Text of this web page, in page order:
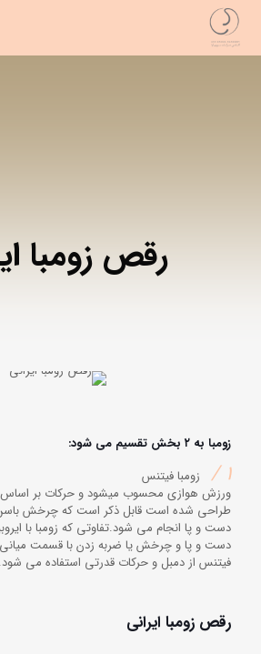
رقص زومبا
زومبا به ۲ بخش تقسیم می شود:
1 /
زومبا فیتنس
ورزش هوازی محسوب میشود و حرکات بر اساس
طراحی شده است قابل ذکر است که چرخش باسن
دست و پا انجام می شود.تفاوتی که زومبا با
دست و پا و چرخش یا ضربه زدن با قسمت
فیتنس از دمبل و حرکات قدرتی استفاده می شود.
رقص زومبا ایرانی